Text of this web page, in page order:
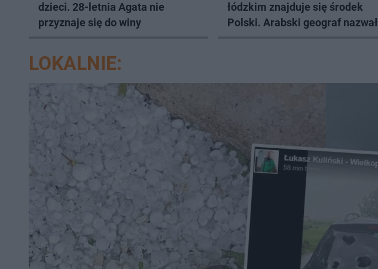
dzieci. 28-letnia Agata nie
przyznaje się do winy
łódzkim znajduje się środek
Polski. Arabski geograf nazwał
LOKALNIE: